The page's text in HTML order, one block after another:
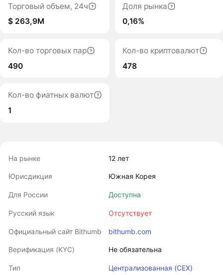
Торговый объем, 24ч
$ 263,9M
Доля рынка
0,16%
Кол-во торговых пар
490
Кол-во криптовалют
478
Кол-во фиатных валют
1
На рынке 12 лет
Юрисдикция Южная Корея
Для России Доступна
Русский язык Отсутствует
Официальный сайт Bithumb bithumb.com
Верификация (KYC) Не обязательна
Тип Централизованная (CEX)